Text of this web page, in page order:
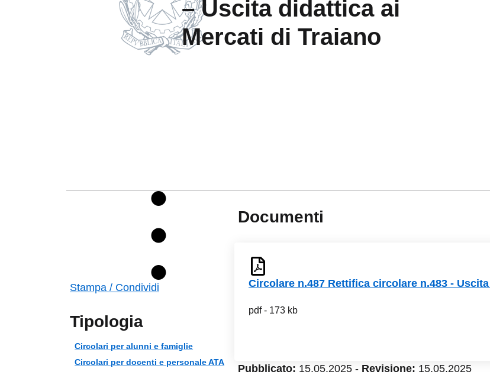
– Uscita didattica ai
Mercati di Traiano
Documenti
Circolare n.487 Rettifica circolare n.483 -
pdf - 173 kb
Pubblicato: 15.05.2025 - Revisione: 15.05.2025
Stampa / Condividi
Tipologia
Circolari per alunni e famiglie
Circolari per docenti e personale ATA